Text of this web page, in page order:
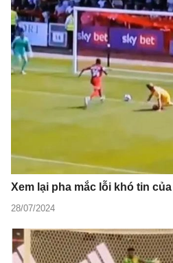
Xem lại pha mắc lỗi khó tin
28/07/2024